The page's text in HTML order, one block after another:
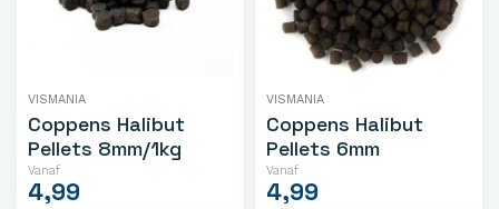
VISMANIA
Coppens Halibut
Pellets 8mm/1kg
Vanaf
4,99
VISMANIA
Coppens Halibut
Pellets 6mm
Vanaf
4,99